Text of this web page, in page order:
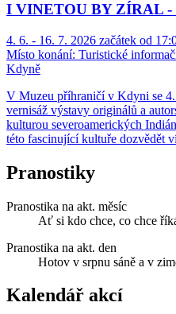
I VINETOU BY ZÍRAL -
4. 6. - 16. 7. 2026 začátek od
Místo konání: Turistické
Kdyně
V Muzeu příhraničí v Kdyni se
vernisáž výstavy originálů a
kulturou severoamerických
této fascinující kultuře dozvědět
Pranostiky
Pranostika na akt. měsíc
Ať si kdo chce, co chce
Pranostika na akt. den
Hotov v srpnu sáně a v
Kalendář akcí